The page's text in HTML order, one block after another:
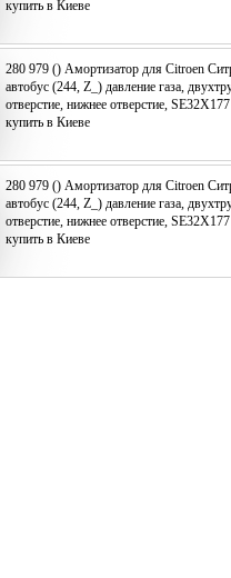
купить в Киеве
280 979 () Амортизатор для Citroen
автобус (244, Z_) давление газа,
отверстие, нижнее отверстие,
купить в Киеве
280 979 () Амортизатор для Citroen
автобус (244, Z_) давление газа,
отверстие, нижнее отверстие,
купить в Киеве